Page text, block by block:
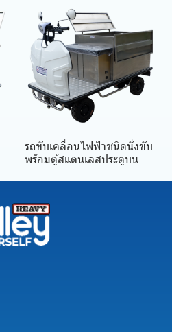
รถขับเคลื่อนไฟฟ้าชนิดนั่งขับ
พร้อมตู้สแตนเลสประตูบน